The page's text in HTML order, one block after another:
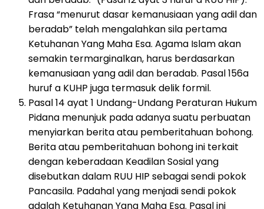
Frasa “menurut dasar kemanusiaan yang adil dan
beradab” telah mengalahkan sila pertama
Ketuhanan Yang Maha Esa. Agama Islam akan
semakin termarginalkan, harus berdasarkan
kemanusiaan yang adil dan beradab. Pasal 156a
huruf a KUHP juga termasuk delik formil.
Pasal 14 ayat 1 Undang-Undang Peraturan Hukum
Pidana menunjuk pada adanya suatu perbuatan
menyiarkan berita atau pemberitahuan bohong.
Berita atau pemberitahuan bohong ini terkait
dengan keberadaan Keadilan Sosial yang
disebutkan dalam RUU HIP sebagai sendi pokok
Pancasila. Padahal yang menjadi sendi pokok
adalah Ketuhanan Yang Maha Esa. Pasal ini